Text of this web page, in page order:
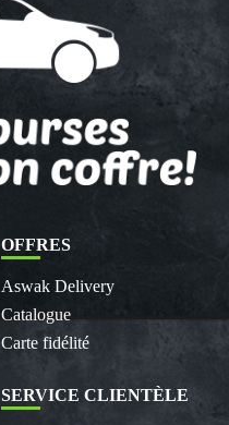
OFFRES
Aswak Delivery
Catalogue
Carte fidélité
SERVICE CLIENTÈLE